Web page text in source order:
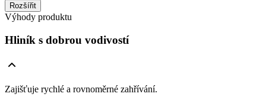
Rozšířit
Výhody produktu
Hliník s dobrou vodivostí
Zajišťuje rychlé a rovnoměrné zahřívání.